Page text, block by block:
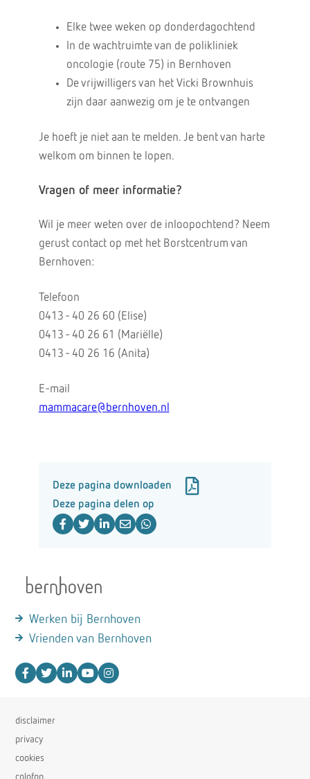
Elke twee weken op donderdagochtend
In de wachtruimte van de polikliniek
oncologie (route 75) in Bernhoven
De vrijwilligers van het Vicki Brownhuis
zijn daar aanwezig om je te ontvangen
Je hoeft je niet aan te melden. Je bent van harte
welkom om binnen te lopen.
Vragen of meer informatie?
Wil je meer weten over de inloopochtend? Neem
gerust contact op met het Borstcentrum van
Bernhoven:
Telefoon
0413 - 40 26 60 (Elise)
0413 - 40 26 61 (Mariëlle)
0413 - 40 26 16 (Anita)
E-mail
mammacare@bernhoven.nl
Deze pagina downloaden
Deze pagina delen op
Werken bij Bernhoven
Vrienden van Bernhoven
disclaimer
privacy
cookies
colofon